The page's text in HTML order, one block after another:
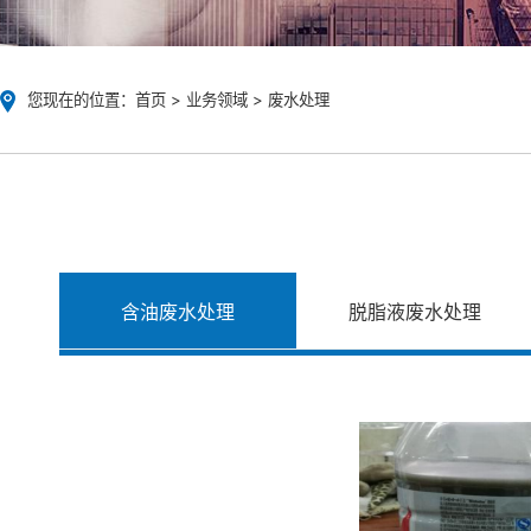
您现在的位置： 首页 > 业务领域 > 废水处理
含油废水处理 脱脂液废水处理